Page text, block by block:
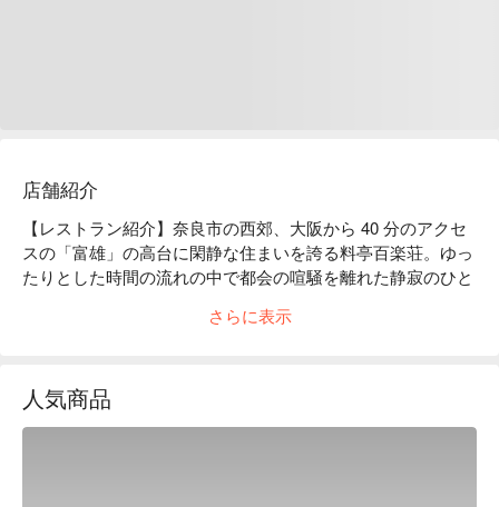
店舗紹介
【レストラン紹介】奈良市の西郊、大阪から 40 分のアクセ
スの「富雄」の高台に閑静な住まいを誇る料亭百楽荘。ゆっ
たりとした時間の流れの中で都会の喧騒を離れた静寂のひと
【こだわりの食材】旬の素材や地元で採れる大和野菜を使
あり、桜、つつじ、紅葉、椿、梅など季節により移り替わる
多彩な花樹が楽しめます。何度お越しいただいても違った魅
さらに表示
人気商品